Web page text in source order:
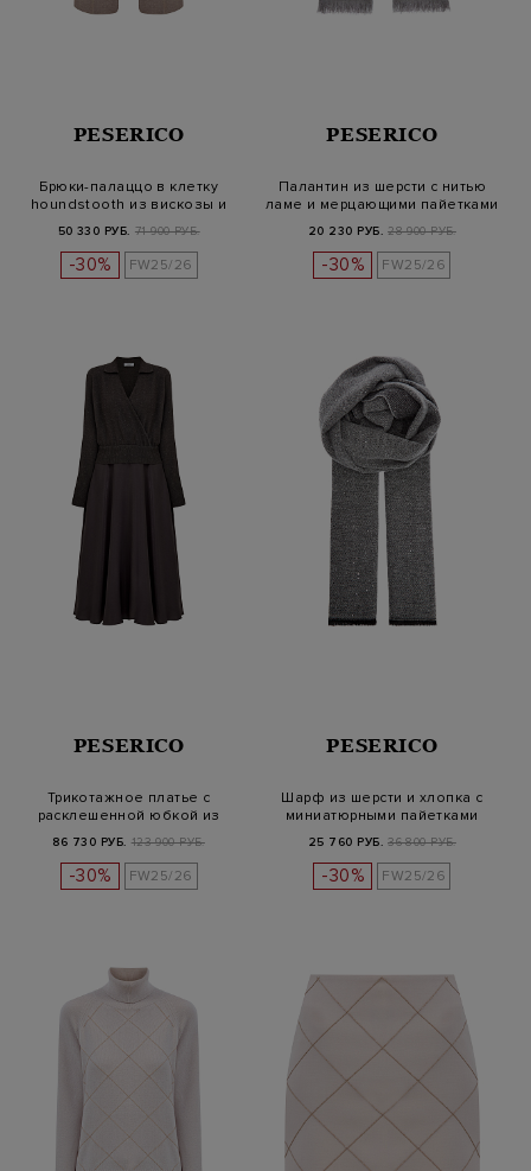
PESERICO
Брюки-палаццо в клетку
houndstooth из вискозы и
50 330 РУБ. 71 900 РУБ.
-30% FW25/26
PESERICO
Палантин из шерсти с нитью
ламе и мерцающими пайетками
20 230 РУБ. 28 900 РУБ.
-30% FW25/26
PESERICO
Трикотажное платье с
расклешенной юбкой из
86 730 РУБ. 123 900 РУБ.
-30% FW25/26
PESERICO
Шарф из шерсти и хлопка с
миниатюрными пайетками
25 760 РУБ. 36 800 РУБ.
-30% FW25/26